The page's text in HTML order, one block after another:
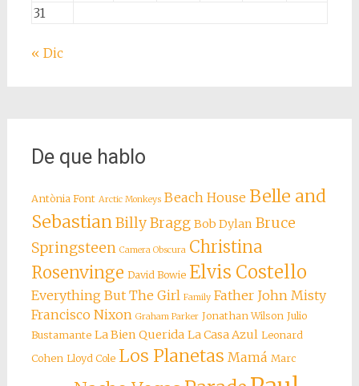
31
« Dic
De que hablo
Antònia Font Arctic Monkeys Beach House Belle and
SebastianBilly Bragg Bob Dylan Bruce
Springsteen Camera Obscura Christina
Rosenvinge David Bowie Elvis Costello
Everything But The Girl Family Father John Misty
Francisco Nixon Graham Parker Jonathan Wilson Julio
Bustamante La Bien Querida La Casa Azul Leonard
Cohen Lloyd Cole Los Planetas Mamá Marc